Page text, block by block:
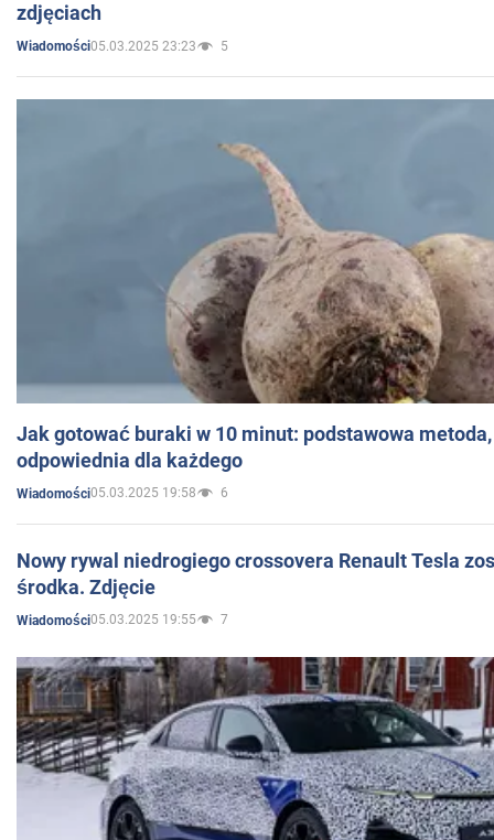
zdjęciach
Wiadomości05.03.2025 23:23 5
Jak gotować buraki w 10 minut: podstawowa
odpowiednia dla każdego
Wiadomości05.03.2025 19:58 6
Nowy rywal niedrogiego crossovera Renault Tesla
środka. Zdjęcie
Wiadomości05.03.2025 19:55 7